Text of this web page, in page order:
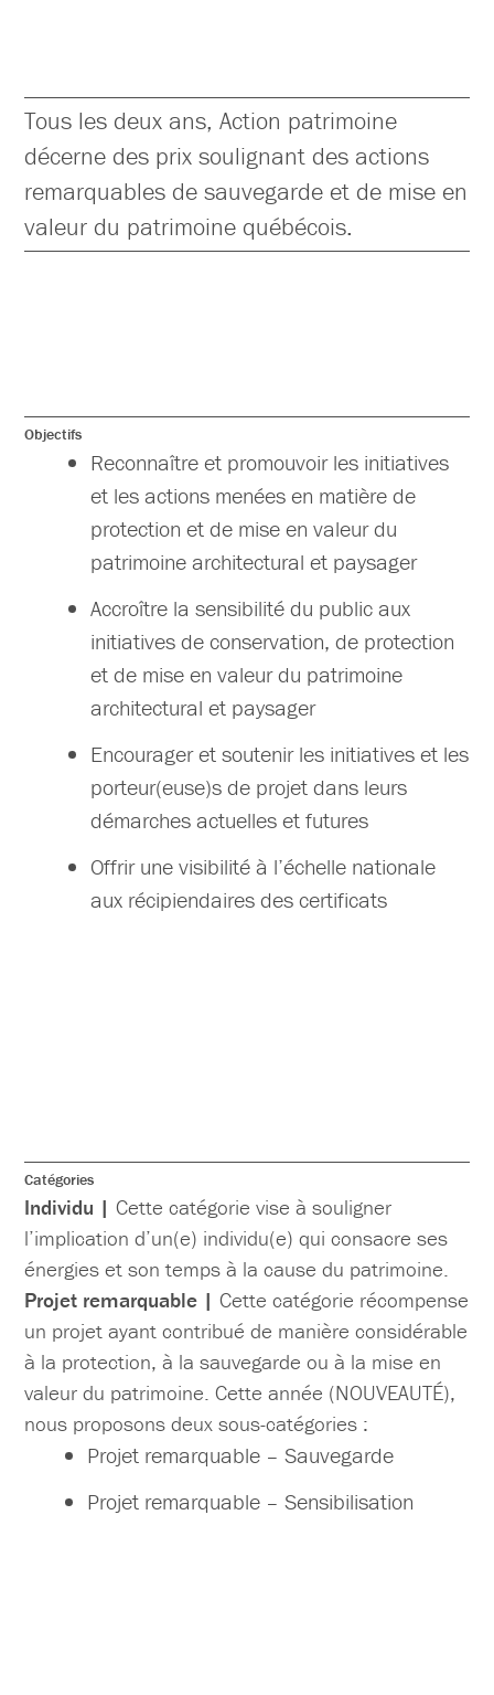
Tous les deux ans, Action patrimoine
décerne des prix soulignant des actions
remarquables de sauvegarde et de mise en
valeur du patrimoine québécois.
Objectifs
Reconnaître et promouvoir les initiatives
et les actions menées en matière de
protection et de mise en valeur du
patrimoine architectural et paysager
Accroître la sensibilité du public aux
initiatives de conservation, de protection
et de mise en valeur du patrimoine
architectural et paysager
Encourager et soutenir les initiatives et les
porteur(euse)s de projet dans leurs
démarches actuelles et futures
Offrir une visibilité à l’échelle nationale
aux récipiendaires des certificats
Catégories
Individu |Cette catégorie vise à souligner
l’implication d’un(e) individu(e) qui consacre ses
énergies et son temps à la cause du patrimoine.
Projet remarquable |Cette catégorie récompense
un projet ayant contribué de manière considérable
à la protection, à la sauvegarde ou à la mise en
valeur du patrimoine. Cette année (NOUVEAUTÉ),
nous proposons deux sous-catégories :
Projet remarquable – Sauvegarde
Projet remarquable – Sensibilisation